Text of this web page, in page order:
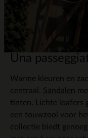
Una
Warme kleuren en
centraal. Sandalen
tinten. Lichte
loafers
een touwzool voor
collectie biedt